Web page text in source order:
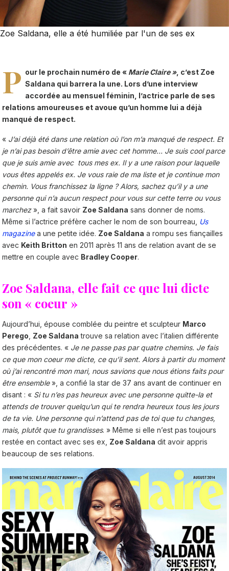
Zoe Saldana, elle a été humiliée par l'un de ses ex
P our le prochain numéro de « Marie Claire », c’est Zoe
Saldana qui barrera la une. Lors d’une interview
accordée au mensuel féminin, l’actrice parle de ses
relations amoureuses et avoue qu’un homme lui a déjà
manqué de respect.
« J’ai déjà été dans une relation où l’on m’a manqué de respect. Et
je n’ai pas besoin d’être amie avec cet homme… Je suis cool parce
que je suis amie avec tous mes ex. Il y a une raison pour laquelle
vous êtes appelés ex. Je vous raie de ma liste et je continue mon
chemin. Vous franchissez la ligne ? Alors, sachez qu’il y a une
personne qui n’a aucun respect pour vous sur cette terre ou vous
marchez», a fait savoir Zoe Saldana sans donner de noms.
Même si l’actrice préfère cacher le nom de son bourreau,
Us
magazinea une petite idée. Zoe Saldana a rompu ses fiançailles
avec Keith Britton en 2011 après 11 ans de relation avant de se
mettre en couple avec Bradley Cooper.
Zoe Saldana, elle fait ce que lui dicte
son « coeur »
Aujourd’hui, épouse comblée du peintre et sculpteur Marco
Perego Zoe Saldana trouve sa relation avec l’italien différente
des précédentes. « Je ne passe pas par quatre chemins. Je fais
ce que mon coeur me dicte, ce qu’il sent. Alors à partir du moment
où j’ai rencontré mon mari, nous savions que nous étions faits pour
être ensemble», a confié la star de 37 ans avant de continuer en
disant : « Si tu n’es pas heureux avec une personne quitte-la et
attends de trouver quelqu’un qui te rendra heureux tous les jours
de ta vie. Une personne qui n’attend pas de toi que tu changes,
mais, plutôt que tu grandisses. » Même si elle n’est pas toujours
restée en contact avec ses ex, Zoe Saldana dit avoir appris
beaucoup de ses relations.